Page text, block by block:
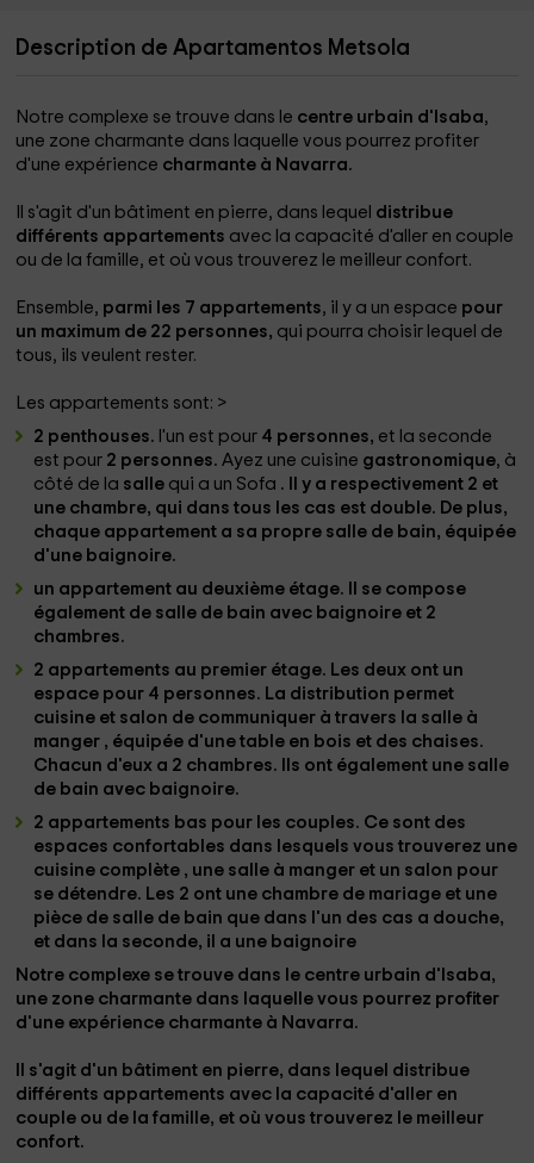
Description de Apartamentos Metsola
Notre complexe se trouve dans le centre urbain d'Isaba,
une zone charmante dans laquelle vous pourrez profiter
d'une expérience charmante à Navarra.
Il s'agit d'un bâtiment en pierre, dans lequel distribue
différents appartements avec la capacité d'aller en couple
ou de la famille, et où vous trouverez le meilleur confort.
Ensemble, parmi les 7 appartements, il y a un espace pour
un maximum de 22 personnes, qui pourra choisir lequel de
tous, ils veulent rester.
Les appartements sont: >
2 penthouses. l'un est pour 4 personnes, et la seconde
est pour 2 personnes.Ayez une cuisine gastronomique, à
côté de la salle qui a un Sofa . Il y a respectivement 2 et
une chambre, qui dans tous les cas est double. De plus,
chaque appartement a sa propre salle de bain, équipée
d'une baignoire.
un appartement au deuxième étage. Il se compose
également de salle de bain avec baignoire et 2
chambres.
2 appartements au premier étage. Les deux ont un
espace pour 4 personnes. La distribution permet
cuisine et salon de communiquer à travers la salle à
manger , équipée d'une table en bois et des chaises.
Chacun d'eux a 2 chambres. Ils ont également une salle
de bain avec baignoire.
2 appartements bas pour les couples. Ce sont des
espaces confortables dans lesquels vous trouverez une
cuisine complète , une salle à manger et un salon pour
se détendre. Les 2 ont une chambre de mariage et une
pièce de salle de bain que dans l'un des cas a douche,
et dans la seconde, il a une baignoire
Notre complexe se trouve dans le centre urbain d'Isaba,
une zone charmante dans laquelle vous pourrez profiter
d'une expérience charmante à Navarra.
Il s'agit d'un bâtiment en pierre, dans lequel distribue
différents appartements avec la capacité d'aller en
couple ou de la famille, et où vous trouverez le meilleur
confort.